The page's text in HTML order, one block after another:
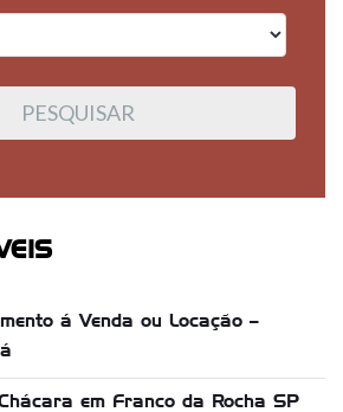
á Venda ou Locação –
Chácara em Franco da Rocha SP